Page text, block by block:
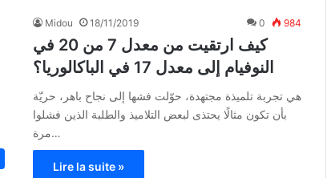
Midou 18/11/2019 0 984
كيف ارتقيت من معدل 7 من 20 في
النوفيام إلى معدل 17 في الباكالوريا؟
هي تجربة تلميذة مجتهدة، حوّلت فشها إلى نجاح باهر، حريّة
بأن تكون مثالًا يحتذى لبعض التلاميذ والطلبة الذين فشلوا
مرة…
Lire la suite »